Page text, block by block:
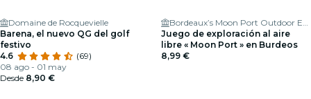
Domaine de Rocquevielle
Barena, el nuevo QG del golf
festivo
4.6
(69)
08 ago - 01 may
Desde 8,90 €
Bordeaux’s Moon Port Outdoor Exploration Game
Juego de exploración al aire
libre « Moon Port » en Burdeos
8,99 €